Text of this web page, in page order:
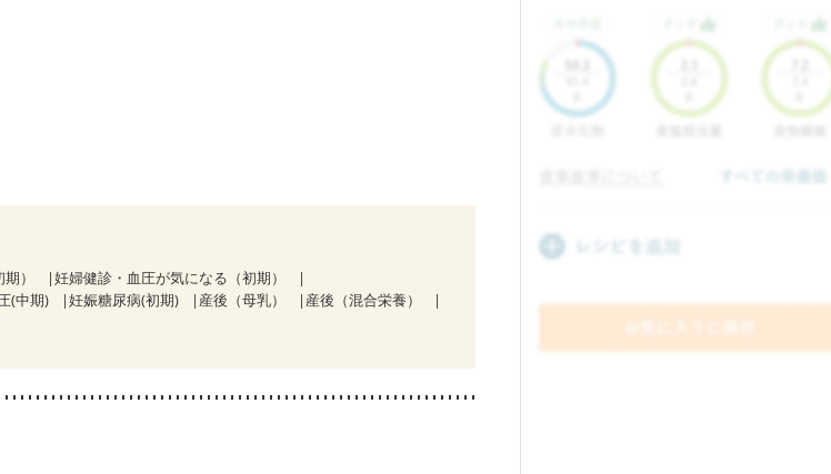
）
妊婦健診・血圧が気になる（初期）
(中期) 妊娠糖尿病(初期) 産後（母乳）
産後（混合栄養）